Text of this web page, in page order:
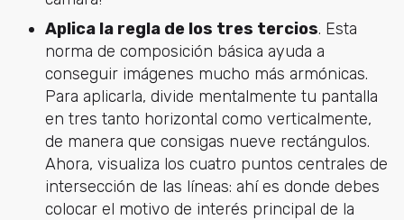
Aplica la regla de los tres tercios. Esta
norma de composición básica ayuda a
conseguir imágenes mucho más armónicas.
Para aplicarla, divide mentalmente tu pantalla
en tres tanto horizontal como verticalmente,
de manera que consigas nueve rectángulos.
Ahora, visualiza los cuatro puntos centrales de
intersección de las líneas: ahí es donde debes
colocar el motivo de interés principal de la